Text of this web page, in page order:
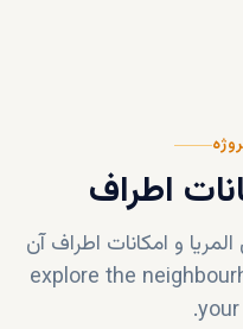
اطراف
و امکانات اطراف آن
explore the